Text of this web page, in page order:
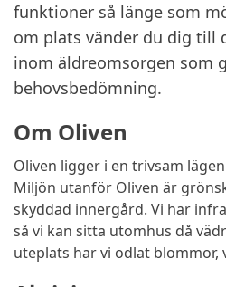
funktioner så länge som
om plats vänder du dig till
inom äldreomsorgen som
behovsbedömning.
Om Oliven
Oliven ligger i en trivsam
Miljön utanför Oliven är
skyddad innergård. Vi har
så vi kan sitta utomhus då
uteplats har vi odlat blommor,